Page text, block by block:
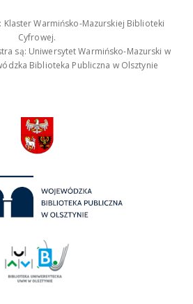
Klaster Warmińsko-Mazurskiej Biblioteki
Cyfrowej.
są: Uniwersytet Warmińsko-Mazurski w
Biblioteka Publiczna w Olsztynie